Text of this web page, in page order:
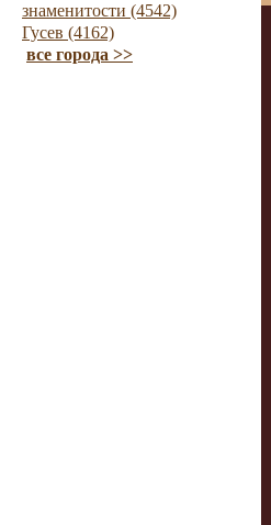
знаменитости (4542)
Гусев (4162)
все города >>